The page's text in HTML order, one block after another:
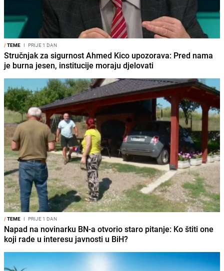
/TEME I PRIJE 1 DAN
Stručnjak za sigurnost Ahmed Kico upozorava: Pred nama
je burna jesen, institucije moraju djelovati
/TEME I PRIJE 1 DAN
Napad na novinarku BN-a otvorio staro pitanje: Ko štiti one
koji rade u interesu javnosti u BiH?